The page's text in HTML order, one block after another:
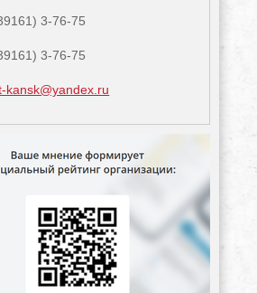
3-76-75
3-76-75
kansk@yandex.ru